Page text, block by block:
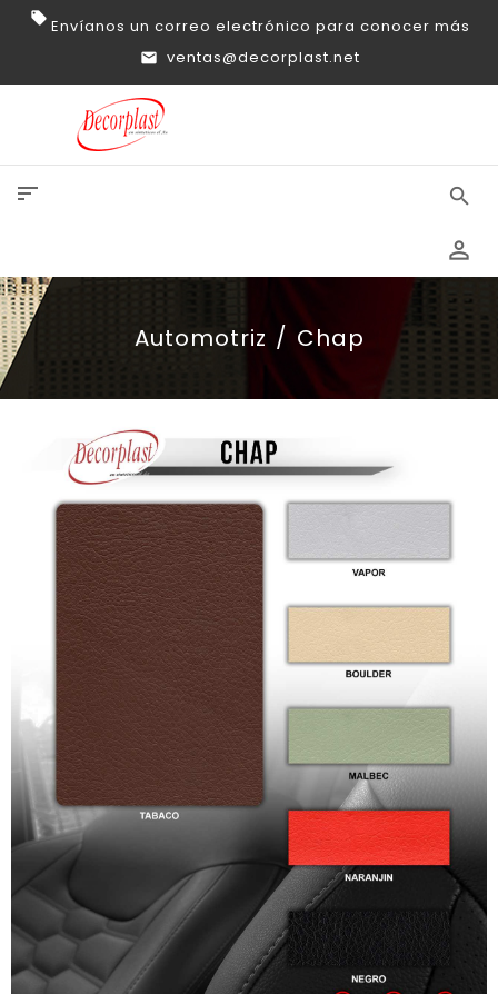
Envíanos un correo electrónico para conocer más
ventas@decorplast.net
sort search
perm_identity
Automotriz Chap